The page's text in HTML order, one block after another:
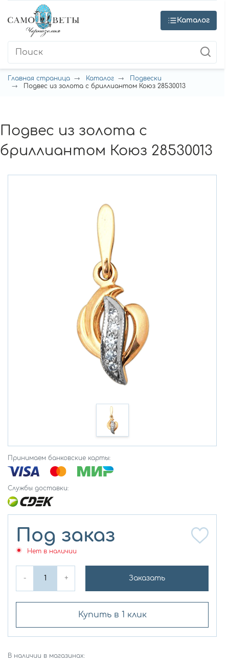
Каталог
Главная страница Каталог
Подвески
Подвес из золота с бриллиантом Коюз 28530013
Подвес из золота с
бриллиантом Коюз 28530013
Принимаем банковские карты:
Службы доставки:
Под заказ
Нет в наличии
- + Заказать
Купить в 1 клик
В наличии в магазинах: